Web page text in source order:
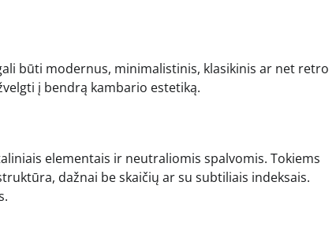
būti modernus, minimalistinis, klasikinis ar net retro
į bendrą kambario estetiką.
elementais ir neutraliomis spalvomis. Tokiems
dažnai be skaičių ar su subtiliais indeksais.